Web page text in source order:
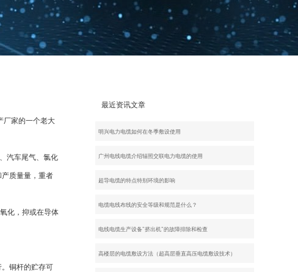
厂家的一个老大
汽车尾气、氯化
质量量，重者
化，抑或在导体
铜杆的贮存可
最近资讯文章
明兴电力电缆如何在冬季敷设使用
广州电线电缆介绍辐照交联电力电缆的使用
超导电缆的特点特别环境的影响
电缆电线布线的安全等级和规范是什么？
电线电缆生产设备"挤出机"的故障排除和检查
高楼层的电缆敷设方法（超高层垂直高压电缆敷设技术）